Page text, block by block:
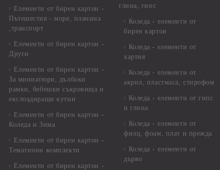
Елементи от бирен картон -
Пътешестия - море, планина
,транспорт
Елементи от бирен картон -
Други
Елементи от бирен картон -
За миниатюри, дълбоки
рамки, бебешки съкровища и
екслоадиращи кутии
Елементи от бирен картон -
Коледа и Зима
Елементи от бирен картон -
Тематични комплекти
Елементи от бирен картон -
глина, гипс
Коледа - елементи от
бирен картон
Коледа - елементи от
хартия
Коледа - елементи от
акрил, пластмаса, стирофом
Коледа - елементи от гипс
и глина
Коледа - елементи от
филц, фоам, плат и прежда
Коледа - елементи от
дърво